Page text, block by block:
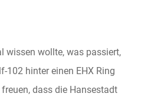
wissen wollte, was passiert,
102 hinter einen EHX Ring
dass die Hansestadt